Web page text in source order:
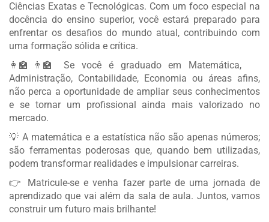
Ciências Exatas e Tecnológicas. Com um foco especial na
docência do ensino superior, você estará preparado para
enfrentar os desafios do mundo atual, contribuindo com
uma formação sólida e crítica.
👩‍🏫👨‍🏫 Se você é graduado em Matemática,
Administração, Contabilidade, Economia ou áreas afins,
não perca a oportunidade de ampliar seus conhecimentos
e se tornar um profissional ainda mais valorizado no
mercado.
💡 A matemática e a estatística não são apenas números;
são ferramentas poderosas que, quando bem utilizadas,
podem transformar realidades e impulsionar carreiras.
👉 Matricule-se e venha fazer parte de uma jornada de
aprendizado que vai além da sala de aula. Juntos, vamos
construir um futuro mais brilhante!